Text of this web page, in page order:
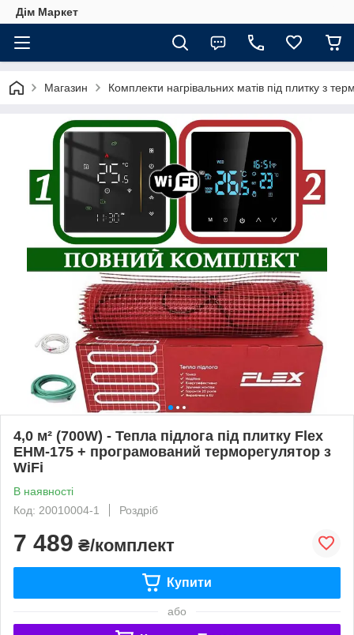
Дім Маркет
Магазин Комплекти нагрівальних матів під плитку з
4,0 м² (700W) - Тепла підлога під плитку Flex
EHM-175 + програмований терморегулятор з
WiFi
В наявності
Код: 20010004-1
Роздріб
7 489 ₴/комплект
Купити
або